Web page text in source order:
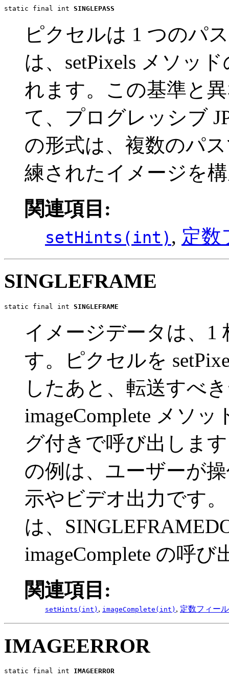
static final int SINGLEPASS
ピクセルは 1 つのパ
は、setPixels メソッ
れます。この基準と
て、プログレッシブ
の形式は、複数のパ
練されたイメージを
関連項目:
setHints(int) , 定数
SINGLEFRAME
static final int SINGLEFRAME
イメージデータは、1
す。ピクセルを
したあと、転送すべ
imageComplete メソ
グ付きで呼び出しま
の例は、ユーザーが
示やビデオ出力です
は、
imageComplete の呼
関連項目:
setHints(int) , imageComplete(int) , 定数フィー
IMAGEERROR
static final int IMAGEERROR